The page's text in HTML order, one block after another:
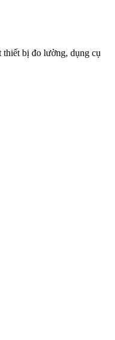
thiết bị đo lường, dụng cụ